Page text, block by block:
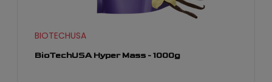
BioTechUSA Hyper Mass - 1000g
BIOTECHUSA